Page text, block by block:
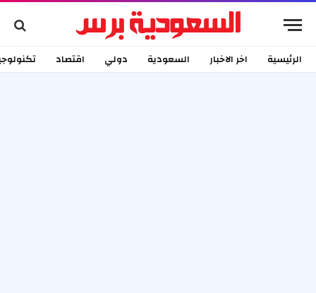
الرئيسية اخر الاخبار السعودية دولي اقتصاد